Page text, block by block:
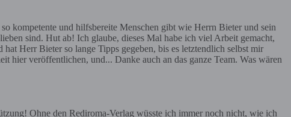
kompetente und hilfsbereite Menschen gibt wie Herrn Bieter und sein
sind. Hut ab! Ich glaube, dieses Mal habe ich viel Arbeit gemacht,
Herr Bieter so lange Tipps gegeben, bis es letztendlich selbst mir
hier veröffentlichen, und... Danke auch an das ganze Team. Was wären
Ohne den Rediroma-Verlag wüsste ich immer noch nicht, wie ich